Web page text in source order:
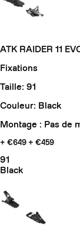
ATK RAIDER 11
Fixations
Taille: 91
Couleur: Black
Montage : Pas de
+ €649 + €459
91
Black